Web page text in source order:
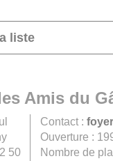
liste
Amis du
50
Contact :
Ouverture :
Nombre de